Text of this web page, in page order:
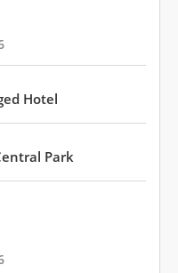
Hotel
Park